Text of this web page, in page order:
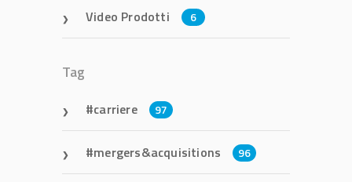
Video Prodotti 6
Tag
carriere 97
mergers&acquisitions 96